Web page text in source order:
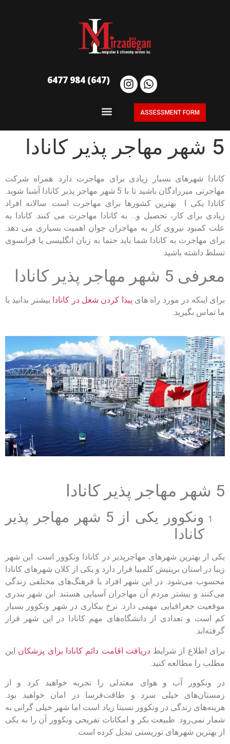
(647) 984 6477
ASSESSMENT FORM
5 شهر مهاجر پذیر کانادا
کانادا شهرهای بسیار زیادی برای مهاجرت دارد. همراه شرکت
مهاجرتی میرزادگان باشید تا با 5 شهر مهاجر پذیر کانادا آشنا شوید.
کانادا یکی ا بهترین کشورها برای مهاجرت است. سالانه افراد
زیادی برای کار، تحصیل و… به کانادا مهاجرت می کنند. کانادا به
علت کمبود نیروی کار به مهاجران جوان اهمیت بسیاری می دهد.
برای مهاجرت به کانادا شما باید حتما به زبان انگلیسی یا فرانسوی
تسلط داشته باشید.
معرفی 5 شهر مهاجر پذیر کانادا
برای اینکه در مورد راه های پیدا کردن شغل در کانادا بیشتر بدانید با
ما تماس بگیرید.
5 شهر مهاجر پذیر کانادا
ونکوور یکی از 5 شهر مهاجر پذیر
کانادا
یکی از بهترین شهرهای مهاجرپذیر در کانادا ونکوور است. این شهر
زیبا در استان بریتیش کلمبیا قرار دارد و یکی از کلان شهرهای کانادا
محسوب می‌شود. در این شهر افراد با فرهنگ‌های مختلفی زندگی
می‌کنند و بیشتر مردم آن مهاجران آسیایی هستند. این شهر بندری
موقعیت جغرافیایی مهمی دارد. نرخ بیکاری در شهر ونکوور بسیار
کم است و تعدادی از دانشگاه‌های مهم کانادا در این شهر قرار
گرفته‌اند.
برای اطلاع از شرایطدریافت اقامت دائم کانادا برای پزشکان این
مطلب را مطالعه کنید.
در ونکوور آب و هوای معتدلی را تجربه خواهید کرد و از
زمستان‌های خیلی سرد و طاقت‌فرسا در امان خواهید بود.
هزینه‌های زندگی در ونکوور نسبتا زیاد است اما شهر خیلی گرانی به
شمار نمی‌رود. طبیعت بکر و امکانات تفریحی ونکوور آن را به یکی
از بهترین شهرهای توریستی تبدیل کرده است.